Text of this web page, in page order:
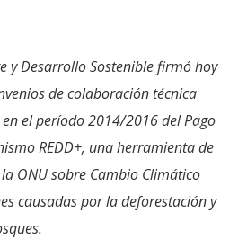
y Desarrollo Sostenible firmó hoy
de colaboración técnica
el período 2014/2016 del Pago
REDD+, una herramienta de
ONU sobre Cambio Climático
causadas por la deforestación y